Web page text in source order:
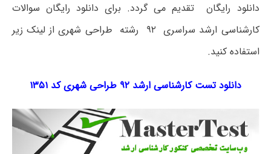
دانلود رایگان تقدیم می گردد. برای دانلود رایگان سوالات
کارشناسی ارشد سراسری ۹۲ رشته طراحی شهری از لینک زیر
استفاده کنید.
دانلود تست کارشناسی ارشد ۹۲ طراحی شهری کد ۱۳۵۱